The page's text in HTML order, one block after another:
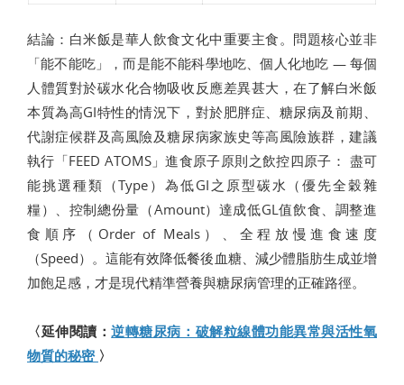
結論：白米飯是華人飲食文化中重要主食。問題核心並非
「能不能吃」，而是能不能科學地吃、個人化地吃 — 每個
人體質對於碳水化合物吸收反應差異甚大，在了解白米飯
本質為高GI特性的情況下，對於肥胖症、糖尿病及前期、
代謝症候群及高風險及糖尿病家族史等高風險族群，建議
執行「FEED ATOMS」進食原子原則之飲控四原子： 盡可
能挑選種類（Type）為低GI之原型碳水（優先全穀雜
糧）、控制總份量（Amount）達成低GL值飲食、調整進
食順序（Order of Meals）、全程放慢進食速度
（Speed）。這能有效降低餐後血糖、減少體脂肪生成並增
加飽足感，才是現代精準營養與糖尿病管理的正確路徑。
〈延伸閱讀：逆轉糖尿病：破解粒線體功能異常與活性氧
物質的秘密 〉